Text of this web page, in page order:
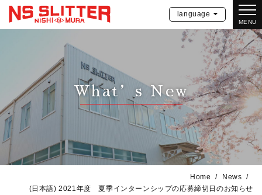
MENU
language
What’s New
Home
News
(日本語) 2021年度 夏季インターンシップの応募締切日のお知らせ